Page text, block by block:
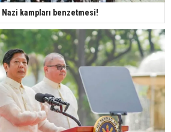
kampları benzetmesi!